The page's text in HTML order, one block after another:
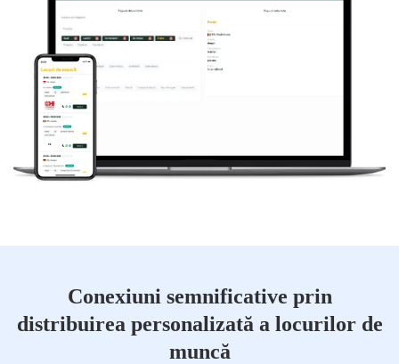
Conexiuni semnificative prin
distribuirea personalizată a locurilor de
muncă